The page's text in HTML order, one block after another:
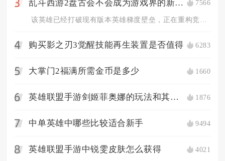
3 乱斗西游2盘古会不会成为游戏界的新热门 7566
4 购买影之刃3觉醒技能再生装置是否值得 6283
5 大掌门2福满所需金币是多少 1660
6 英雄联盟手游剑姬菲奥娜的玩法和其他英雄有何不同 1876
7 中单英雄中哪些比较适合新手 9494
8 英雄联盟手游中锐雯皮肤怎么获得 4021